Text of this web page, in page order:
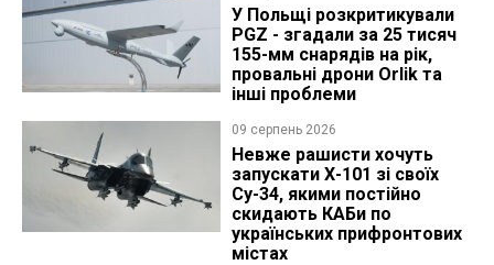
У Польщі розкритикували
PGZ - згадали за 25 тисяч
155-мм снарядів на рік,
провальні дрони Orlik та
інші проблеми
09 серпень 2026
Невже рашисти хочуть
запускати Х-101 зі своїх
Су-34, якими постійно
скидають КАБи по
українських прифронтових
містах